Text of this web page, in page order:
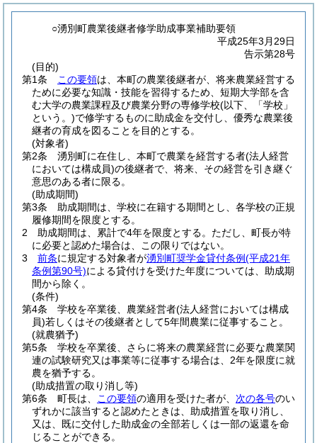
○湧別町農業後継者修学助成事業補助要領
平成25年3月29日
告示第28号
(目的)
第1条
この要領は、本町の農業後継者が、将来農業経営する
ために必要な知識・技能を習得するため、短期大学部を含
む大学の農業課程及び農業分野の専修学校(以下、「学校」
という。)で修学するものに助成金を交付し、優秀な農業後
継者の育成を図ることを目的とする。
(対象者)
第2条
湧別町に在住し、本町で農業を経営する者(法人経営
においては構成員)の後継者で、将来、その経営を引き継ぐ
意思のある者に限る。
(助成期間)
第3条
助成期間は、学校に在籍する期間とし、各学校の正規
履修期間を限度とする。
2
助成期間は、累計で4年を限度とする。 ただし、町長が特
に必要と認めた場合は、この限りではない。
3
前条に規定する対象者が湧別町奨学金貸付条例(平成21年
条例第90号)による貸付けを受けた年度については、助成期
間から除く。
(条件)
第4条
学校を卒業後、農業経営者(法人経営においては構成
員)若しくはその後継者として5年間農業に従事すること。
(就農猶予)
第5条
学校を卒業後、さらに将来の農業経営に必要な農業関
連の試験研究又は事業等に従事する場合は、2年を限度に就
農を猶予する。
(助成措置の取り消し等)
第6条
町長は、 この要領の適用を受けた者が、 次の各号のい
ずれかに該当すると認めたときは、助成措置を取り消し、
又は、既に交付した助成金の全部若しくは一部の返還を命
じることができる。